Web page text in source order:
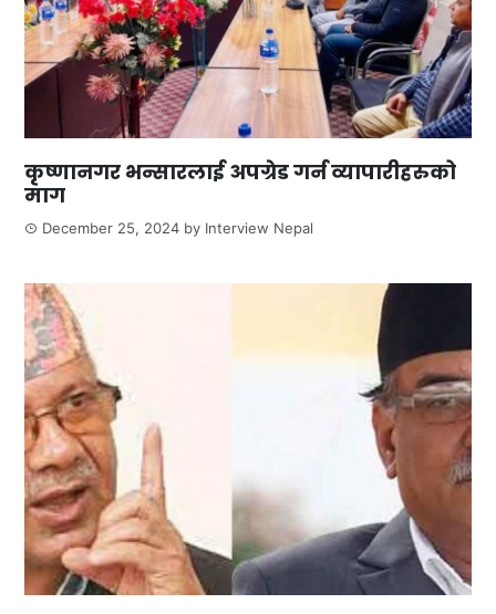
कृष्णानगर भन्सारलाई अपग्रेड गर्न व्यापारीहरुको
माग
December 25, 2024 by Interview Nepal